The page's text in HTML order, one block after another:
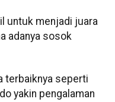
untuk menjadi juara
adanya sosok
terbaiknya seperti
yakin pengalaman